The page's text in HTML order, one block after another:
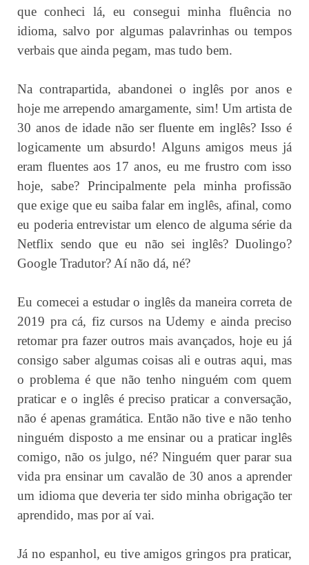
que conheci lá, eu consegui minha fluência no
idioma, salvo por algumas palavrinhas ou tempos
verbais que ainda pegam, mas tudo bem.
Na contrapartida, abandonei o inglês por anos e
hoje me arrependo amargamente, sim! Um artista de
30 anos de idade não ser fluente em inglês? Isso é
logicamente um absurdo! Alguns amigos meus já
eram fluentes aos 17 anos, eu me frustro com isso
hoje, sabe? Principalmente pela minha profissão
que exige que eu saiba falar em inglês, afinal, como
eu poderia entrevistar um elenco de alguma série da
Netflix sendo que eu não sei inglês? Duolingo?
Google Tradutor? Aí não dá, né?
Eu comecei a estudar o inglês da maneira correta de
2019 pra cá, fiz cursos na Udemy e ainda preciso
retomar pra fazer outros mais avançados, hoje eu já
consigo saber algumas coisas ali e outras aqui, mas
o problema é que não tenho ninguém com quem
praticar e o inglês é preciso praticar a conversação,
não é apenas gramática. Então não tive e não tenho
ninguém disposto a me ensinar ou a praticar inglês
comigo, não os julgo, né? Ninguém quer parar sua
vida pra ensinar um cavalão de 30 anos a aprender
um idioma que deveria ter sido minha obrigação ter
aprendido, mas por aí vai.
Já no espanhol, eu tive amigos gringos pra praticar,